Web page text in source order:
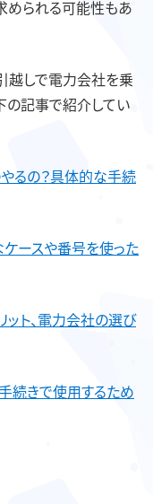
められる可能性もあ
越しで電力会社を乗
の記事で紹介してい
るの？具体的な手続
ースや番号を使った
ット、電力会社の選び
続きで使用するため